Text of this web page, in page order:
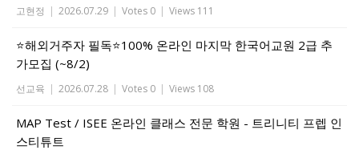
고현정 | 2026.07.29 | Votes 0 | Views 111
⭐해외거주자 필독⭐100% 온라인 마지막 한국어교원 2급 추
가모집 (~8/2)
선교육 | 2026.07.28 | Votes 0 | Views 108
MAP Test / ISEE 온라인 클래스 전문 학원 - 트리니티 프렙 인
스티튜트